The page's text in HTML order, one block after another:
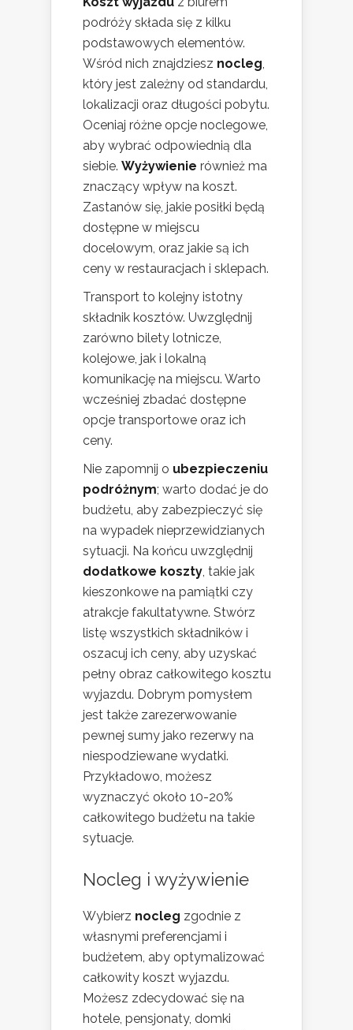
podróży składa się z kilku
podstawowych elementów.
Wśród nich znajdziesz nocleg
który jest zależny od standardu,
lokalizacji oraz długości pobytu.
Oceniaj różne opcje noclegowe,
aby wybrać odpowiednią dla
siebie. Wyżywienie również ma
znaczący wpływ na koszt.
Zastanów się, jakie posiłki będą
dostępne w miejscu
docelowym, oraz jakie są ich
ceny w restauracjach i sklepach.
Transport to kolejny istotny
składnik kosztów. Uwzględnij
zarówno bilety lotnicze,
kolejowe, jak i lokalną
komunikację na miejscu. Warto
wcześniej zbadać dostępne
opcje transportowe oraz ich
ceny.
Nie zapomnij o ubezpieczeniu
podróżnym; warto dodać je do
budżetu, aby zabezpieczyć się
na wypadek nieprzewidzianych
sytuacji. Na końcu uwzględnij
dodatkowe koszty , takie jak
kieszonkowe na pamiątki czy
atrakcje fakultatywne. Stwórz
listę wszystkich składników i
oszacuj ich ceny, aby uzyskać
pełny obraz całkowitego kosztu
wyjazdu. Dobrym pomysłem
jest także zarezerwowanie
pewnej sumy jako rezerwy na
niespodziewane wydatki.
Przykładowo, możesz
wyznaczyć około 10-20%
całkowitego budżetu na takie
sytuacje.
Nocleg i wyżywienie
Wybierz nocleg zgodnie z
własnymi preferencjami i
budżetem, aby optymalizować
całkowity koszt wyjazdu.
Możesz zdecydować się na
hotele, pensjonaty, domki